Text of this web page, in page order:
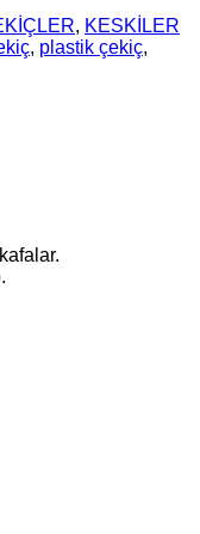
, KESKİLER
, plastik çekiç,